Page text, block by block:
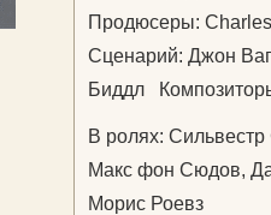
Продюсеры:
Сценарий: Джон
Биддл
В ролях:
Макс фон Сюдов,
Морис Роевз